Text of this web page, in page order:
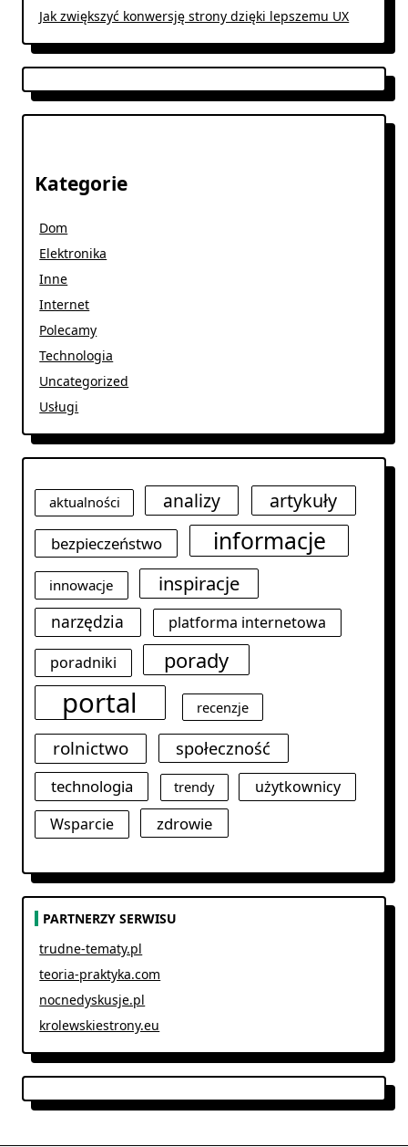
Jak zwiększyć konwersję strony dzięki lepszemu UX
Kategorie
Dom
Elektronika
Inne
Internet
Polecamy
Technologia
Uncategorized
Usługi
aktualności analizy artykuły
bezpieczeństwo informacje
innowacje inspiracje
narzędzia
platforma internetowa
poradniki
porady
portal recenzje
rolnictwo społeczność
technologia trendy
użytkownicy
Wsparcie
zdrowie
PARTNERZY SERWISU
trudne-tematy.pl
teoria-praktyka.com
nocnedyskusje.pl
krolewskiestrony.eu